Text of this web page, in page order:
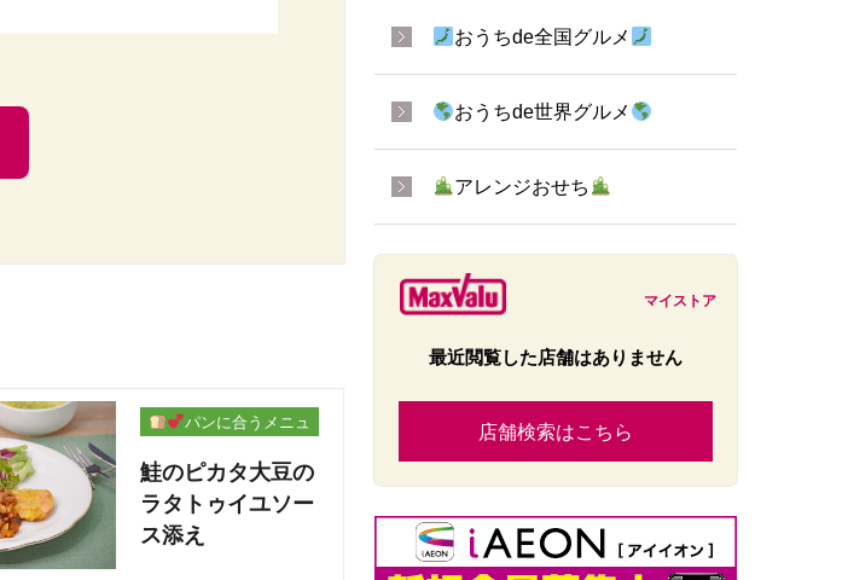
パンに合うメニュ
鮭のピカタ大豆の
ラタトゥイユソー
ス添え
おうちde全国グルメ
おうちde世界グルメ
アレンジおせち
マイストア
最近閲覧した店舗はありません
店舗検索はこちら